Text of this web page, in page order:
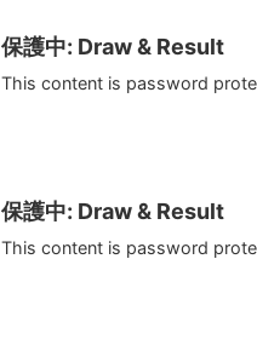
保護中: Draw & Result
This content is password
保護中: Draw & Result
This content is password